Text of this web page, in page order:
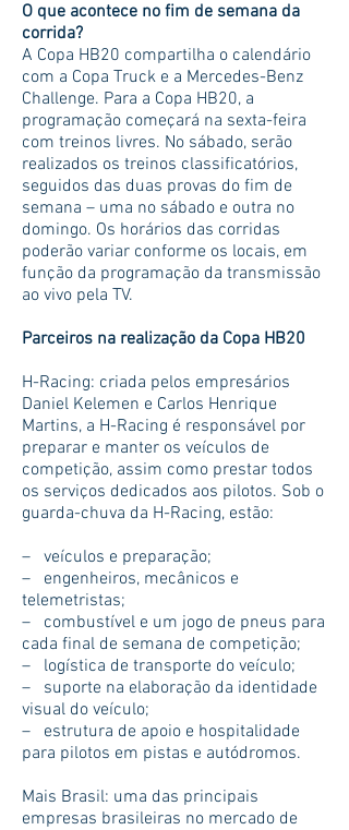
O que acontece no fim de semana da
corrida?
A Copa HB20 compartilha o calendário
com a Copa Truck e a Mercedes-Benz
Challenge. Para a Copa HB20, a
programação começará na sexta-feira
com treinos livres. No sábado, serão
realizados os treinos classificatórios,
seguidos das duas provas do fim de
semana – uma no sábado e outra no
domingo. Os horários das corridas
poderão variar conforme os locais, em
função da programação da transmissão
ao vivo pela TV.
Parceiros na realização da Copa HB20
H-Racing: criada pelos empresários
Daniel Kelemen e Carlos Henrique
Martins, a H-Racing é responsável por
preparar e manter os veículos de
competição, assim como prestar todos
os serviços dedicados aos pilotos. Sob o
guarda-chuva da H-Racing, estão:
– veículos e preparação;
– engenheiros, mecânicos e
telemetristas;
– combustível e um jogo de pneus para
cada final de semana de competição;
– logística de transporte do veículo;
– suporte na elaboração da identidade
visual do veículo;
– estrutura de apoio e hospitalidade
para pilotos em pistas e autódromos.
Mais Brasil: uma das principais
empresas brasileiras no mercado de